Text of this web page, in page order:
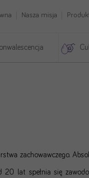
Nasza misja
zachowawczego.
20 lat spełnia się